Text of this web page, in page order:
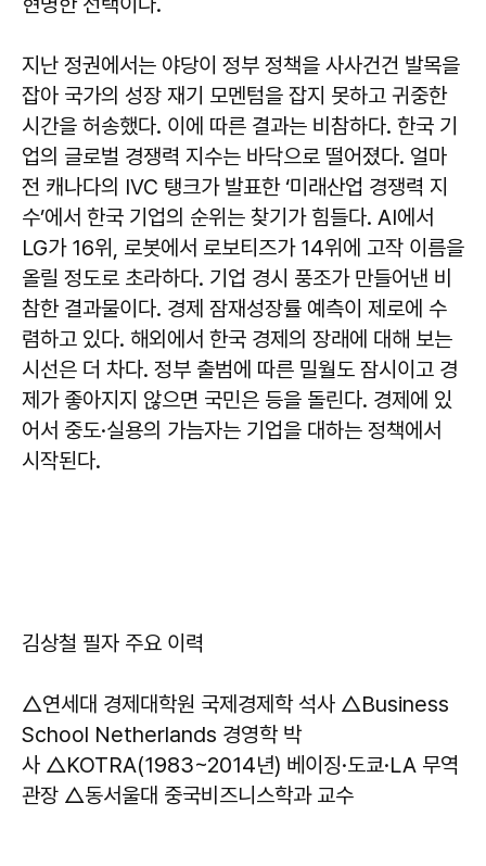
지난 정권에서는 야당이 정부 정책을 사사건건 발목을
잡아 국가의 성장 재기 모멘텀을 잡지 못하고 귀중한
시간을 허송했다. 이에 따른 결과는 비참하다. 한국 기
업의 글로벌 경쟁력 지수는 바닥으로 떨어졌다. 얼마
전 캐나다의 IVC 탱크가 발표한 ‘미래산업 경쟁력 지
수’에서 한국 기업의 순위는 찾기가 힘들다. AI에서
LG가 16위, 로봇에서 로보티즈가 14위에 고작 이름을
올릴 정도로 초라하다. 기업 경시 풍조가 만들어낸 비
참한 결과물이다. 경제 잠재성장률 예측이 제로에 수
렴하고 있다. 해외에서 한국 경제의 장래에 대해 보는
시선은 더 차다. 정부 출범에 따른 밀월도 잠시이고 경
제가 좋아지지 않으면 국민은 등을 돌린다. 경제에 있
어서 중도·실용의 가늠자는 기업을 대하는 정책에서
시작된다.
김상철 필자 주요 이력
△연세대 경제대학원 국제경제학 석사 △Business
School Netherlands 경영학 박
사 △KOTRA(1983~2014년) 베이징·도쿄·LA 무역
관장 △동서울대 중국비즈니스학과 교수